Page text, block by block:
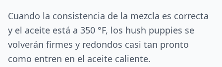
Cuando la consistencia de la mezcla es correcta
y el aceite está a 350 °F, los hush puppies se
volverán firmes y redondos casi tan pronto
como entren en el aceite caliente.